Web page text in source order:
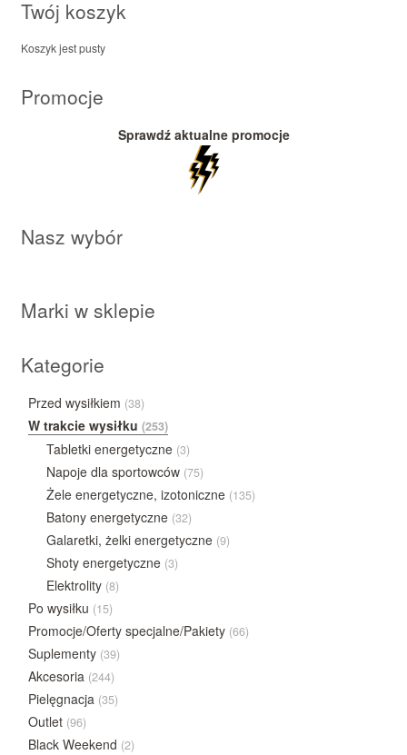
Twój koszyk
Koszyk jest pusty
Promocje
Sprawdź aktualne promocje
Nasz wybór
Marki w sklepie
Kategorie
Przed wysiłkiem (38)
W trakcie wysiłku (253)
Tabletki energetyczne (3)
Napoje dla sportowców (75)
Żele energetyczne, izotoniczne (135)
Batony energetyczne (32)
Galaretki, żelki energetyczne (9)
Shoty energetyczne (3)
Elektrolity (8)
Po wysiłku (15)
Promocje/Oferty specjalne/Pakiety (66)
Suplementy (39)
Akcesoria (244)
Pielęgnacja (35)
Outlet (96)
Black Weekend (2)